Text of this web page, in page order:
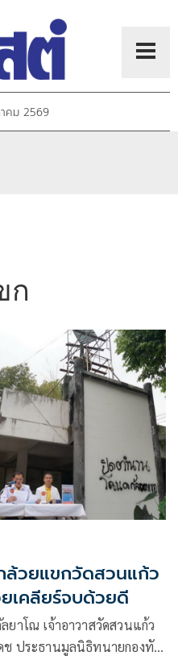
คม 2569
ก
วยแขกวัดสวนแก้ว
เคลียร์จบด้วยดี
าโณ เจ้าอาวาสวัดสวนแก้ว
ประธานมูลนิธิทนายกองทัพ